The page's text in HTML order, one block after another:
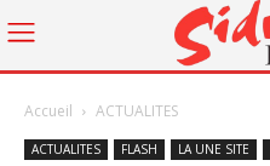
Accueil ACTUALITES
ACTUALITES FLASH LA UNE SITE